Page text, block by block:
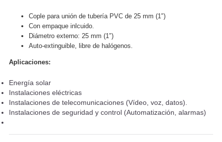
Cople para unión de tubería PVC de 25 mm (1″)
Con empaque inlcuido.
Diámetro externo: 25 mm (1″)
Auto-extinguible, libre de halógenos.
Aplicaciones:
Energía solar
Instalaciones eléctricas
Instalaciones de telecomunicaciones (Vídeo, voz, datos).
Instalaciones de seguridad y control (Automatización, alarmas)